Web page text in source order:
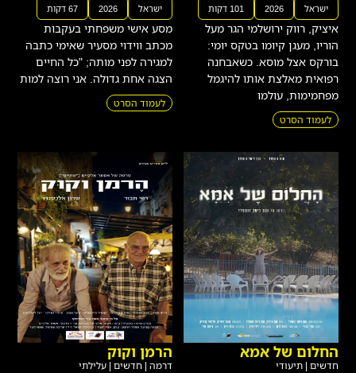
ישראל 2026 101 דקות
איציק, רווק ירושלמי הגר מעל
הוריו, מעגן קיומו בטקס יומי:
בורקס אצל מוסא. כשאבחנה
רפואית מאלצת אותו להיגמל
מפחמימות, עולמו
לעמוד הסרט
ישראל 2026 67 דקות
מסע אישי משפחתי בעקבות
מכתב ווידוי מסעיר שאימי כתבה
למגירה לפני מותה; "כל החיים
הצגה אחת גדולה. אני רוצה למות
לעמוד הסרט
החלום של אמא
חדשים |תיעודי
הרמן וקוק
דרמה | חדשים | עלילתי